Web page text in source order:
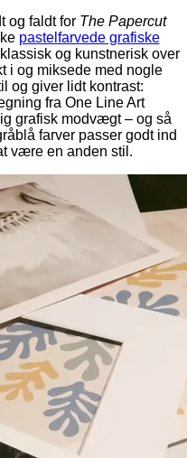
og faldt for The Papercut
pastelfarvede grafiske
og kunstnerisk over
i og miksede med nogle
og giver lidt kontrast:
fra One Line Art
grafisk modvægt – og så
farver passer godt ind
være en anden stil.